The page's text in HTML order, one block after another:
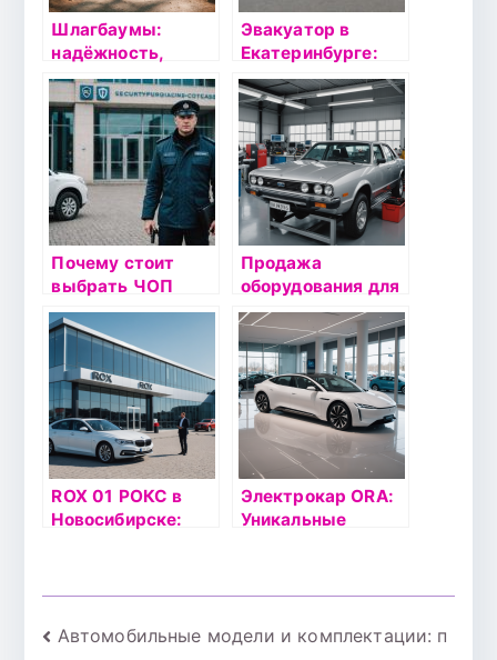
Шлагбаумы:
надёжность,
безопасность и
современные
технологии
Эвакуатор в
Екатеринбурге:
Надёжные услуги
по доступной цене
Почему стоит
выбрать ЧОП
«Урал-
безопасность»
для охраны
вашего бизнеса
Продажа
оборудования для
диагностики авто:
Как выбрать
лучшее
ROX 01 РОКС в
Новосибирске:
автолюбителей
Электрокар ORA:
Уникальные
Навигация
Автомобильные модели и комплектации: п